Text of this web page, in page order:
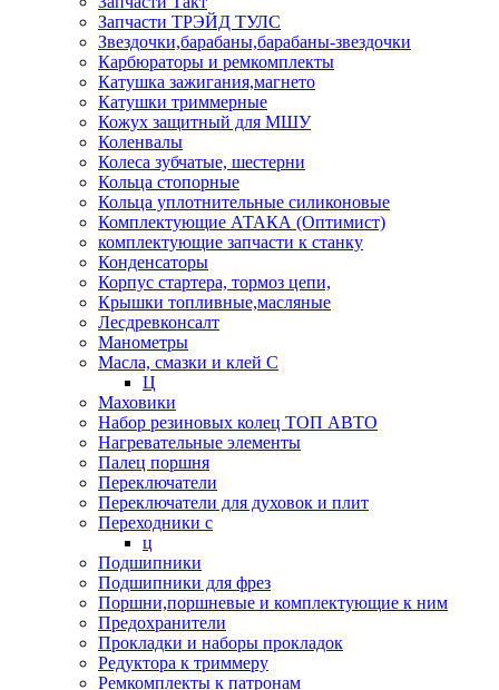
Запчасти ТРЭЙД ТУЛС
Звездочки,барабаны,барабаны-звездочки
Карбюраторы и ремкомплекты
Катушка зажигания,магнето
Катушки триммерные
Кожух защитный для МШУ
Коленвалы
Колеса зубчатые, шестерни
Кольца стопорные
Кольца уплотнительные силиконовые
Комплектующие АТАКА (Оптимист)
комплектующие запчасти к станку
Конденсаторы
Корпус стартера, тормоз цепи,
Крышки топливные,масляные
Лесдревконсалт
Манометры
Масла, смазки и клей С
Ц
Маховики
Набор резиновых колец ТОП АВТО
Нагревательные элементы
Палец поршня
Переключатели
Переключатели для духовок и плит
Переходники с
ц
Подшипники
Подшипники для фрез
Поршни,поршневые и комплектующие к ним
Предохранители
Прокладки и наборы прокладок
Редуктора к триммеру
Ремкомплекты к патронам